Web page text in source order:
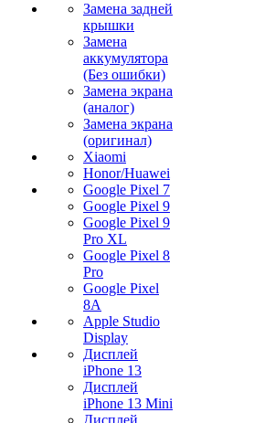
Замена задней
крышки
Замена
аккумулятора
(Без ошибки)
Замена экрана
(аналог)
Замена экрана
(оригинал)
Xiaomi
Honor/Huawei
Google Pixel 7
Google Pixel 9
Google Pixel 9
Pro XL
Google Pixel 8
Pro
Google Pixel
8A
Apple Studio
Display
Дисплей
iPhone 13
Дисплей
iPhone 13 Mini
Дисплей